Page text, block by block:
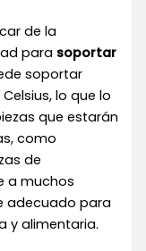
de la
para soportar
soportar
lo que lo
que estarán
como
de
a muchos
adecuado para
y alimentaria.